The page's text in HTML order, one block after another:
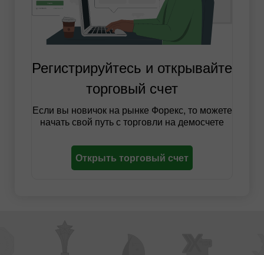
Регистрируйтесь и открывайте
торговый счет
Если вы новичок на рынке Форекс, то можете
начать свой путь с торговли на демосчете
Открыть торговый счет